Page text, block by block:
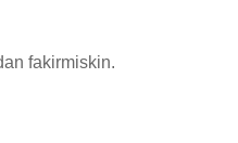
fakirmiskin.